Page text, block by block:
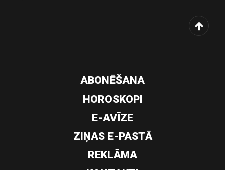
ABONĒŠANA
HOROSKOPI
E-AVĪZE
ZIŅAS E-PASTĀ
REKLĀMA